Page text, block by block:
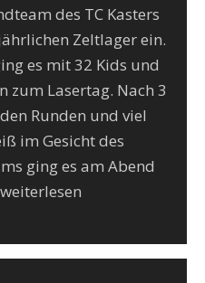
des TC Kasters
Zeltlager ein.
es mit 32 Kids und
zum Lasertag. Nach 3
Runden und viel
im Gesicht des
ging es am Abend
weiterlesen